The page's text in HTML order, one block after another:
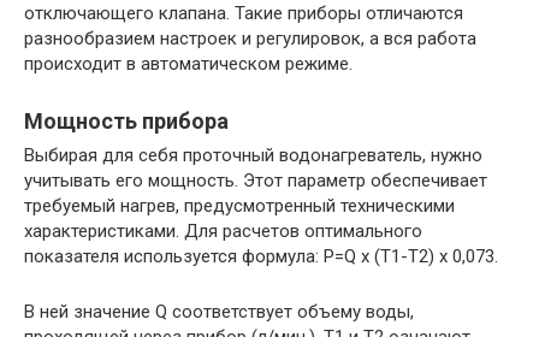
отключающего клапана. Такие приборы отличаются
разнообразием настроек и регулировок, а вся работа
происходит в автоматическом режиме.
Мощность прибора
Выбирая для себя проточный водонагреватель, нужно
учитывать его мощность. Этот параметр обеспечивает
требуемый нагрев, предусмотренный техническими
характеристиками. Для расчетов оптимального
показателя используется формула: Р=Q х (Т1-Т2) х 0,073.
В ней значение Q соответствует объему воды,